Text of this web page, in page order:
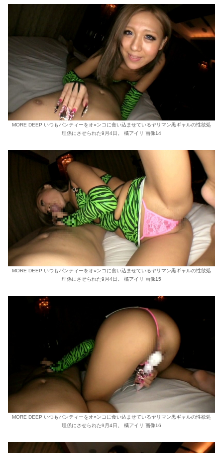
MORE DEEP いつもパンティーをオ○ンコに食い込ませているヤリマン黒ギャルの性欲処
理係にさせられた9月4日。 橘アイリ 画像14
MORE DEEP いつもパンティーをオ○ンコに食い込ませているヤリマン黒ギャルの性欲処
理係にさせられた9月4日。 橘アイリ 画像15
MORE DEEP いつもパンティーをオ○ンコに食い込ませているヤリマン黒ギャルの性欲処
理係にさせられた9月4日。 橘アイリ 画像16